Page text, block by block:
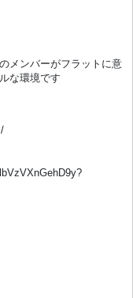
メンバーがフラットに意
な環境です